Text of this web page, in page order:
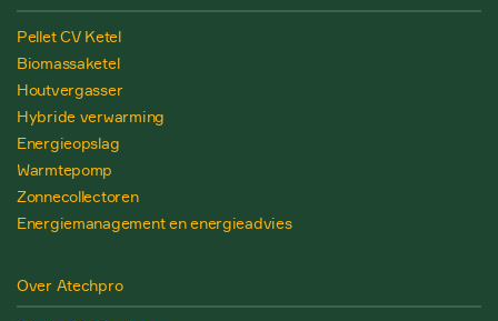
Pellet CV Ketel
Biomassaketel
Houtvergasser
Hybride verwarming
Energieopslag
Warmtepomp
Zonnecollectoren
Energiemanagement en energieadvies
Over Atechpro